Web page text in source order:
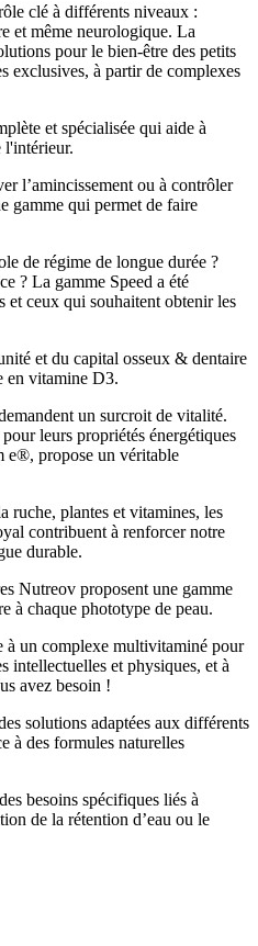
clé à différents niveaux :
et même neurologique. La
pour le bien-être des petits
exclusives, à partir de complexes
et spécialisée qui aide à
l'intérieur.
l’amincissement ou à contrôler
gamme qui permet de faire
de régime de longue durée ?
? La gamme Speed a été
et ceux qui souhaitent obtenir les
et du capital osseux & dentaire
en vitamine D3.
un surcroit de vitalité.
leurs propriétés énergétiques
e®, propose un véritable
ruche, plantes et vitamines, les
contribuent à renforcer notre
durable.
Nutreov proposent une gamme
à chaque phototype de peau.
un complexe multivitaminé pour
intellectuelles et physiques, et à
avez besoin !
solutions adaptées aux différents
à des formules naturelles
besoins spécifiques liés à
de la rétention d’eau ou le